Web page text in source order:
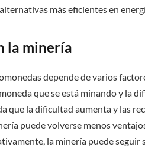
más eficientes en
la minería
depende de varios
que se está minando y la
que la dificultad aumenta y las
puede volverse menos
la minería puede seguir